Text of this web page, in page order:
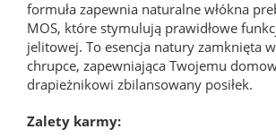
formuła zapewnia naturalne włókna
MOS, które stymulują prawidłowe
jelitowej. To esencja natury zamknięta
chrupce, zapewniająca Twojemu
drapieżnikowi zbilansowany posiłek.
Zalety karmy: